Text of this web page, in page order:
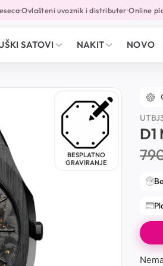
•Ovlašteni uvoznik i distributer•Online
SATOVI NAKIT NOVO
BESPLATNO
GRAVIRANJE
D1